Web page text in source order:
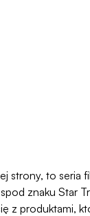
strony, to seria
znaku Star
z produktami,